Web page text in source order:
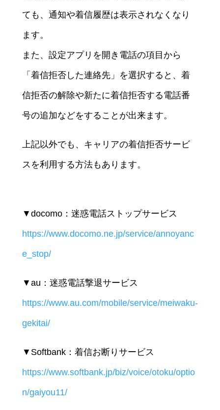
ても、通知や着信履歴は表示されなくなり
ます。
また、設定アプリを開き電話の項目から
「着信拒否した連絡先」を選択すると、着
信拒否の解除や新たに着信拒否する電話番
号の追加などをすることが出来ます。
上記以外でも、キャリアの着信拒否サービ
スを利用する方法もあります。
▼docomo：迷惑電話ストップサービス
https://www.docomo.ne.jp/service/annoyanc
e_stop/
▼au：迷惑電話撃退サービス
https://www.au.com/mobile/service/meiwaku-
gekitai/
▼Softbank：着信お断りサービス
https://www.softbank.jp/biz/voice/otoku/optio
n/gaiyou11/